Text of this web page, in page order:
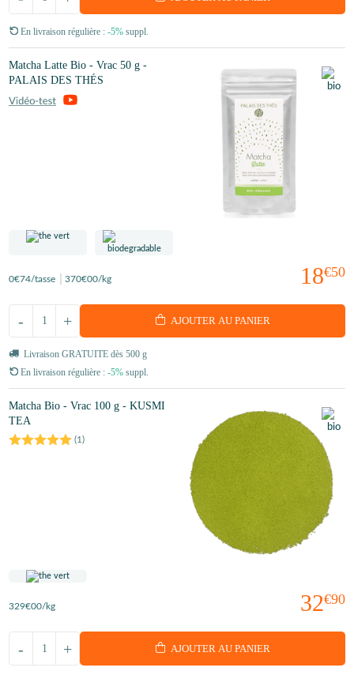
En livraison régulière : -5% suppl.
Matcha Latte Bio - Vrac 50 g -
PALAIS DES THÉS
18€50
0€74/tasse 370€00/kg
+
- AJOUTER AU PANIER
Livraison GRATUITE dès 500 g
En livraison régulière : -5% suppl.
Matcha Bio - Vrac 100 g - KUSMI
TEA
(1)
32€90
329€00/kg
+
- AJOUTER AU PANIER